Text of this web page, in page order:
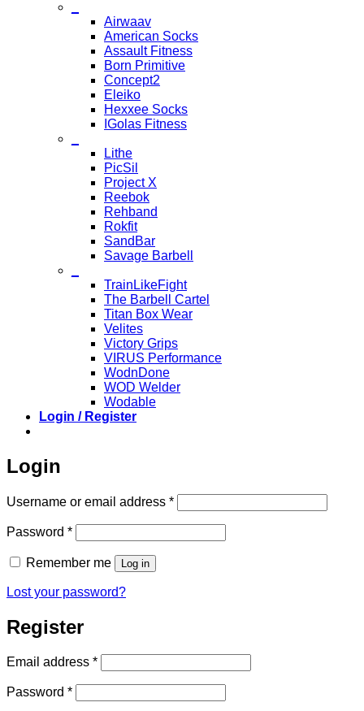
Airwaav
American Socks
Assault Fitness
Born Primitive
Concept2
Eleiko
Hexxee Socks
IGolas Fitness
Lithe
PicSil
Project X
Reebok
Rehband
Rokfit
SandBar
Savage Barbell
TrainLikeFight
The Barbell Cartel
Titan Box Wear
Velites
Victory Grips
VIRUS Performance
WodnDone
WOD Welder
Wodable
Login / Register
Login
Username or email address *Required
Password *Required
Remember me Log in
Lost your password?
Register
Email address *Required
Password *Required